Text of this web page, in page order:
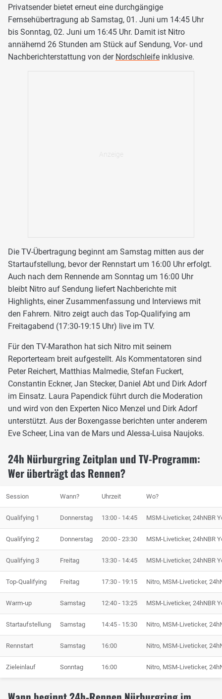
Privatsender bietet erneut eine durchgängige
Fernsehübertragung ab Samstag, 01. Juni um 14:45 Uhr
bis Sonntag, 02. Juni um 16:45 Uhr. Damit ist Nitro
annähernd 26 Stunden am Stück auf Sendung, Vor- und
Nachberichterstattung von der Nordschleife inklusive.
Die TV-Übertragung beginnt am Samstag mitten aus der
Startaufstellung, bevor der Rennstart um 16:00 Uhr erfolgt.
Auch nach dem Rennende am Sonntag um 16:00 Uhr
bleibt Nitro auf Sendung liefert Nachberichte mit
Highlights, einer Zusammenfassung und Interviews mit
den Fahrern. Nitro zeigt auch das Top-Qualifying am
Freitagabend (17:30-19:15 Uhr) live im TV.
Für den TV-Marathon hat sich Nitro mit seinem
Reporterteam breit aufgestellt. Als Kommentatoren sind
Peter Reichert, Matthias Malmedie, Stefan Fuckert,
Constantin Eckner, Jan Stecker, Daniel Abt und Dirk Adorf
im Einsatz. Laura Papendick führt durch die Moderation
und wird von den Experten Nico Menzel und Dirk Adorf
unterstützt. Aus der Boxengasse berichten unter anderem
Eve Scheer, Lina van de Mars und Alessa-Luisa Naujoks.
24h Nürburgring Zeitplan und TV-Programm:
Wer überträgt das Rennen?
Session Wann? Uhrzeit Wo?
Qualifying 1 Donnerstag 13:00 - 14:45 MSM-Liveticker, 24hNBR
Qualifying 2 Donnerstag 20:00 - 23:30 MSM-Liveticker, 24hNBR
Qualifying 3 Freitag 13:30 - 14:45 MSM-Liveticker, 24hNBR
Top-Qualifying Freitag 17:30 - 19:15 Nitro, MSM-Liveticker,
Warm-up Samstag 12:40 - 13:25 MSM-Liveticker, 24hNBR
Startaufstellung Samstag 14:45 - 15:30 Nitro, MSM-Liveticker,
Rennstart Samstag 16:00 Nitro, MSM-Liveticker,
Zieleinlauf Sonntag 16:00 Nitro, MSM-Liveticker,